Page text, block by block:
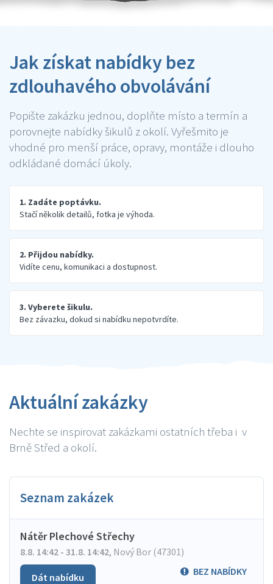
Jak získat nabídky bez
zdlouhavého obvolávání
Popište zakázku jednou, doplňte místo a termín a
porovnejte nabídky šikulů z okolí. Vyřešmito je
vhodné pro menší práce, opravy, montáže i dlouho
odkládané domácí úkoly.
1. Zadáte poptávku.
Stačí několik detailů, fotka je výhoda.
2. Přijdou nabídky.
Vidíte cenu, komunikaci a dostupnost.
3. Vyberete šikulu.
Bez závazku, dokud si nabídku nepotvrdíte.
Aktuální zakázky
Nechte se inspirovat zakázkami ostatních třeba i v
Brně Střed a okolí.
Seznam zakázek
Nátěr Plechové Střechy
8.8. 14:42 - 31.8. 14:42, Nový Bor (47301)
BEZ NABÍDKY
Dát nabídku